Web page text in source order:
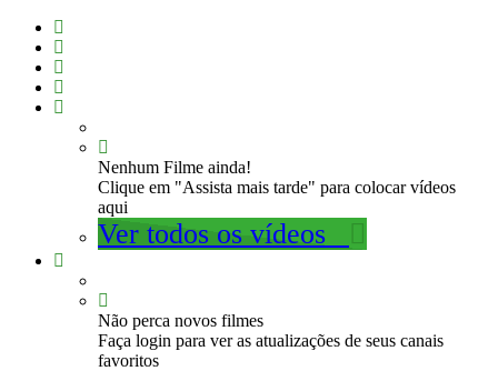
Nenhum Filme ainda!
Clique em "Assista mais tarde" para colocar vídeos
aqui
Ver todos os vídeos
Não perca novos filmes
Faça login para ver as atualizações de seus canais
favoritos